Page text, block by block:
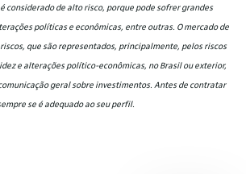
considerado de alto risco, porque pode sofrer grandes
políticas e econômicas, entre outras. O mercado de
que são representados, principalmente, pelos riscos
e alterações político-econômicas, no Brasil ou exterior,
geral sobre investimentos. Antes de contratar
se é adequado ao seu perfil.